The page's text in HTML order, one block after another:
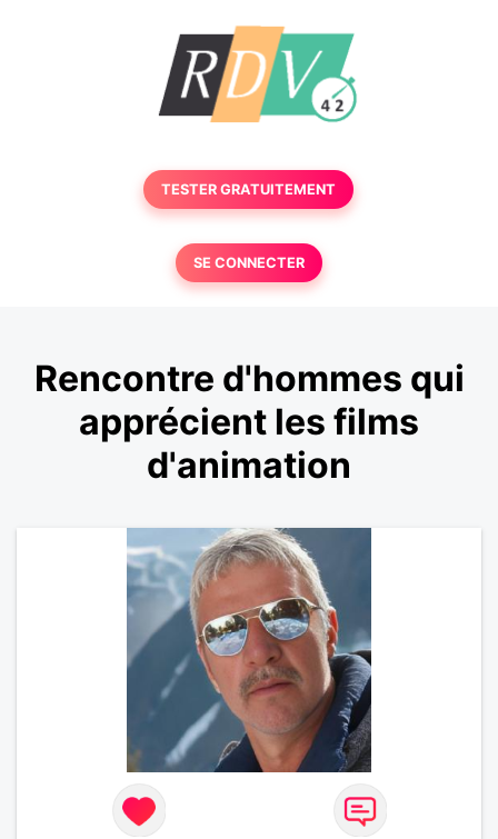
TESTER GRATUITEMENT
SE CONNECTER
Rencontre d'hommes qui
apprécient les films
d'animation